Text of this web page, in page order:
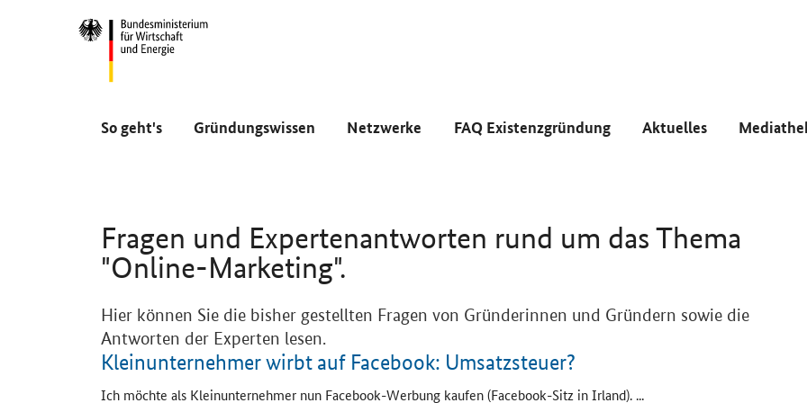
Navigation
Hauptmenü
So geht's Gründungswissen Netzwerke FAQ Existenzgründung Aktuelles
Fragen und Expertenantworten rund um das Thema
"Online-Marketing".
Hier können Sie die bisher gestellten Fragen von Gründerinnen und Gründern sowie die
Antworten der Experten lesen.
Kleinunternehmer wirbt auf Facebook: Umsatzsteuer?
Ich möchte als Kleinunternehmer nun Facebook-Werbung kaufen (Facebook-Sitz in Irland). ...